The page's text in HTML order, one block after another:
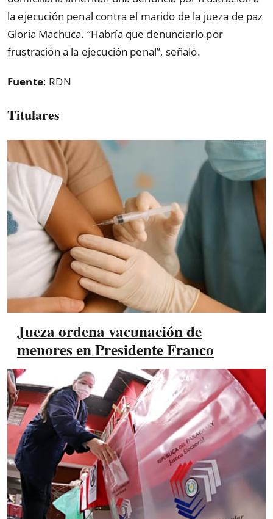
la ejecución penal contra el marido de la jueza de paz
Gloria Machuca. “Habría que denunciarlo por
frustración a la ejecución penal”, señaló.
Fuente: RDN
Titulares
Jueza ordena vacunación de
menores en Presidente Franco